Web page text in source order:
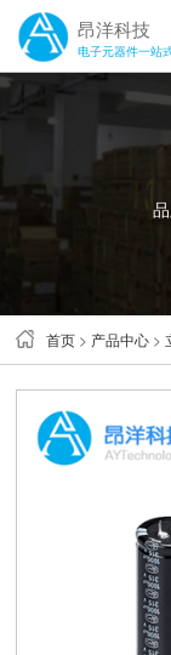
昂洋科技
电子元器件一站
首页 > 产品中心 >